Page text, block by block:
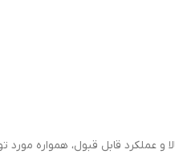
و عملکرد قابل قبول، همواره مورد